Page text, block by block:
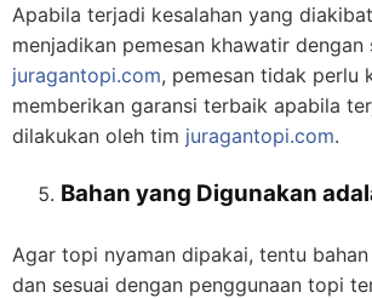
Apabila terjadi kesalahan yang
menjadikan pemesan khawatir
juragantopi.com, pemesan tidak perlu
memberikan garansi terbaik apabila
dilakukan oleh tim juragantopi.com.
Bahan yang Digunakan
Agar topi nyaman dipakai, tentu
dan sesuai dengan penggunaan topi